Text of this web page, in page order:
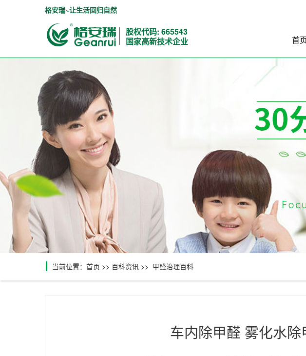
格安瑞~让生活回归自然
股权代码: 665543
国家高新技术企业
首
当前位置： 首页 >> 百科资讯 >> 甲醛治理百科
车内除甲醛 雾化水除